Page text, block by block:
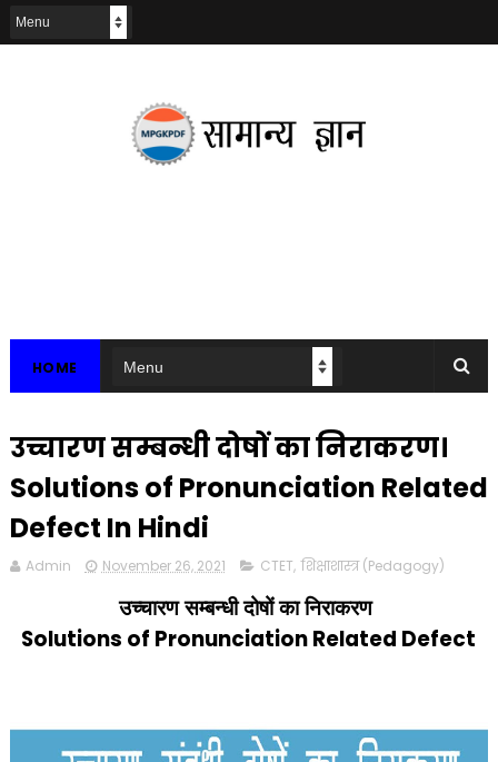
HOME
उच्चारण सम्बन्धी दोषों का निराकरण।
Solutions of Pronunciation Related
Defect In Hindi
Admin November 26, 2021 CTET, शिक्षाशास्त्र (Pedagogy)
उच्चारण सम्बन्धी दोषों का निराकरण
Solutions of Pronunciation Related Defect